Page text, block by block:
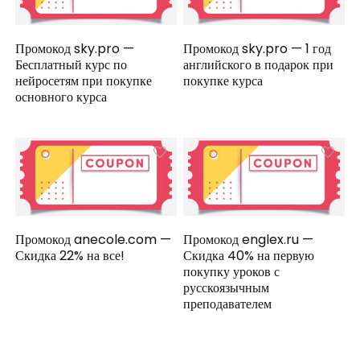
Промокод sky.pro —
Бесплатный курс по
нейросетям при покупке
основного курса
Промокод sky.pro — 1 год
английского в подарок при
покупке курса
Промокод anecole.com —
Скидка 22% на все!
Промокод englex.ru —
Скидка 40% на первую
покупку уроков с
русскоязычным
преподавателем